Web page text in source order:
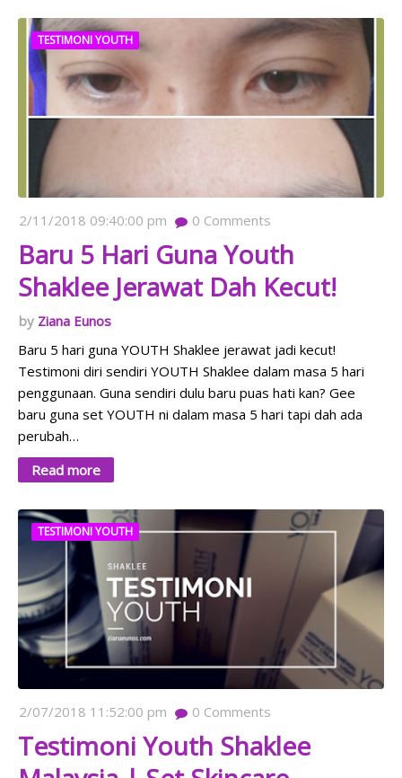
TESTIMONI YOUTH
2/11/2018 09:40:00 pm 0 Comments
Baru 5 Hari Guna Youth
Shaklee Jerawat Dah Kecut!
Ziana Eunos
Baru 5 hari guna YOUTH Shaklee jerawat jadi kecut!
Testimoni diri sendiri YOUTH Shaklee dalam masa 5 hari
penggunaan. Guna sendiri dulu baru puas hati kan? Gee
baru guna set YOUTH ni dalam masa 5 hari tapi dah ada
perubah…
Read more
TESTIMONI YOUTH
2/07/2018 11:52:00 pm 0 Comments
Testimoni Youth Shaklee